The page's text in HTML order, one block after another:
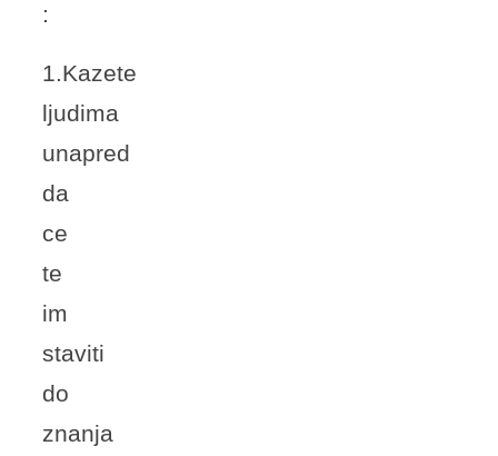
:
1.Kazete
ljudima
unapred
da
ce
te
im
staviti
do
znanja